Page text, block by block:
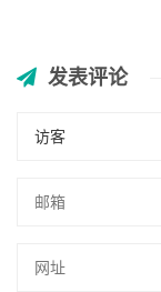
发表评论